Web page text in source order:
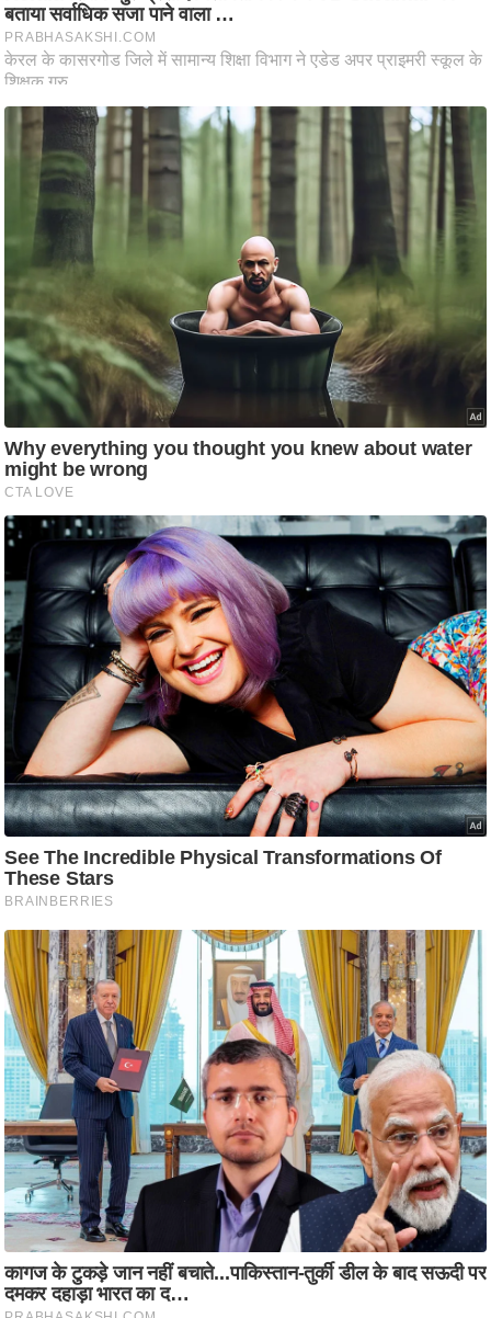
यि
क
तृ
भू
स्तं
ए
.
आ
र
आ
ई
.
चा
य
प
क्षा
ध
र्म
ज्यो
ति
ष
प्र
भु
म
हि
मा
/
ध
र्म
स्थ
ल
व्र
त
त्यो
हा
र